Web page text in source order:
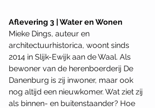
Aflevering 3 | Water en Wonen
Mieke Dings, auteur en
architectuurhistorica, woont sinds
2014 in Slijk-Ewijk aan de Waal. Als
bewoner van de herenboerderij De
Danenburg is zij inwoner, maar ook
nog altijd een nieuwkomer. Wat ziet zij
als binnen- en buitenstaander? Hoe